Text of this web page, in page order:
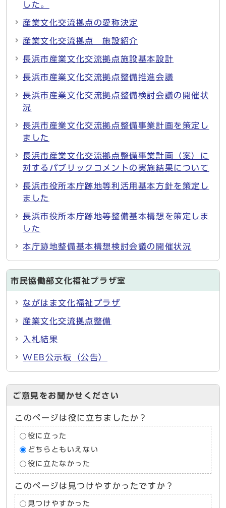
した。
産業文化交流拠点の愛称決定
産業文化交流拠点 施設紹介
長浜市産業文化交流拠点施設基本設計
長浜市産業文化交流拠点整備推進会議
長浜市産業文化交流拠点整備検討会議の開催状
況
長浜市産業文化交流拠点整備事業計画を策定し
ました
長浜市産業文化交流拠点整備事業計画（案）に
対するパブリックコメントの実施結果について
長浜市役所本庁跡地等利活用基本方針を策定し
ました
長浜市役所本庁跡地等整備基本構想を策定しま
した
本庁跡地整備基本構想検討会議の開催状況
市民協働部文化福祉プラザ室
ながはま文化福祉プラザ
産業文化交流拠点整備
入札結果
WEB公示板（公告）
ご意見をお聞かせください
このページは役に立ちましたか？
役に立った
どちらともいえない
役に立たなかった
このページは見つけやすかったですか？
見つけやすかった